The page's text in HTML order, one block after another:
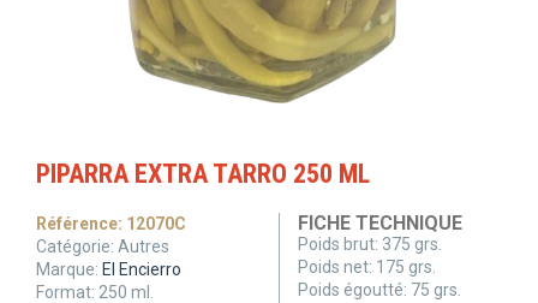
PIPARRA EXTRA TARRO 250 ML
Référence: 12070C
Catégorie: Autres
Marque: El Encierro
Format: 250 ml.
FICHE TECHNIQUE
Poids brut: 375 grs.
Poids net: 175 grs.
Poids égoutté: 75 grs.